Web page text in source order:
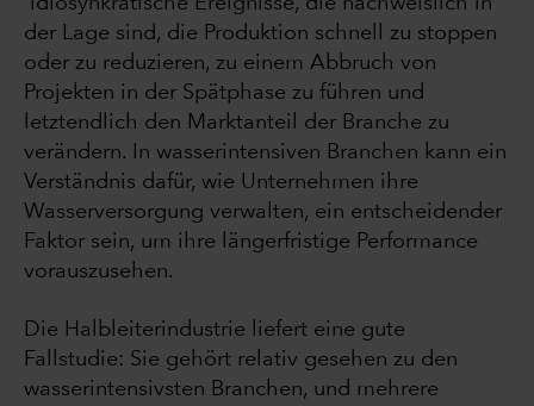
der Lage sind, die Produktion schnell zu stoppen
oder zu reduzieren, zu einem Abbruch von
Projekten in der Spätphase zu führen und
letztendlich den Marktanteil der Branche zu
verändern. In wasserintensiven Branchen kann ein
Verständnis dafür, wie Unternehmen ihre
Wasserversorgung verwalten, ein entscheidender
Faktor sein, um ihre längerfristige Performance
vorauszusehen.
Die Halbleiterindustrie liefert eine gute
Fallstudie: Sie gehört relativ gesehen zu den
wasserintensivsten Branchen, und mehrere